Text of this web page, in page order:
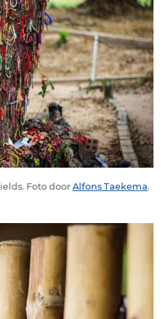
Foto door Alfons Taekema.